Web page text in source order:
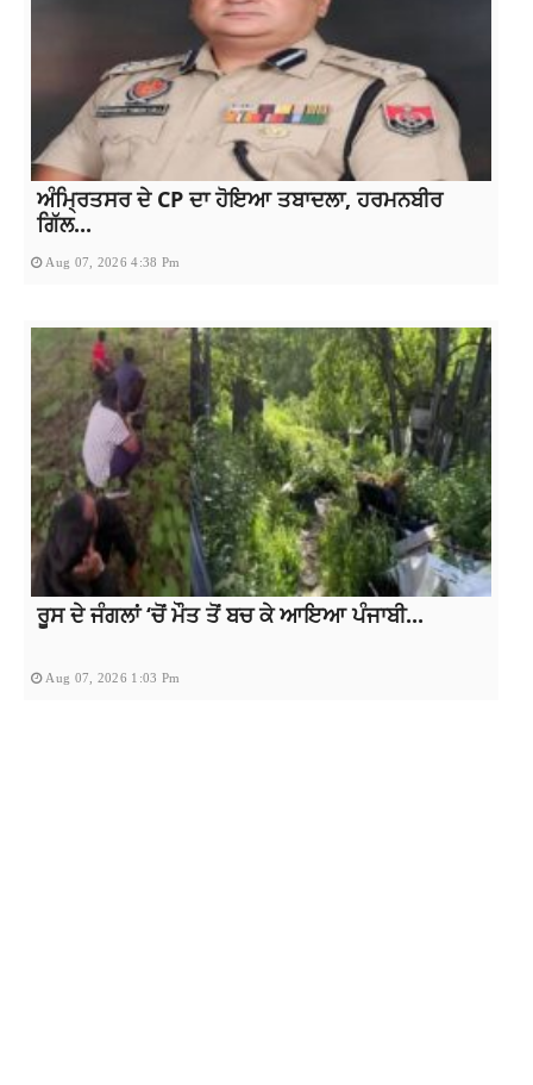
ਅੰਮ੍ਰਿਤਸਰ ਦੇ CP ਦਾ ਹੋਇਆ ਤਬਾਦਲਾ, ਹਰਮਨਬੀਰ
ਗਿੱਲ...
Aug 07, 2026 4:38 Pm
ਰੂਸ ਦੇ ਜੰਗਲਾਂ ‘ਚੋਂ ਮੌਤ ਤੋਂ ਬਚ ਕੇ ਆਇਆ ਪੰਜਾਬੀ...
Aug 07, 2026 1:03 Pm